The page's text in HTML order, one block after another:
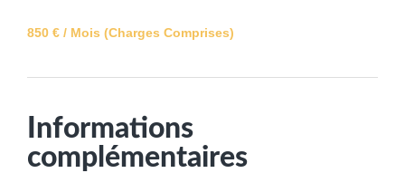
850 € / Mois (Charges Comprises)
Informations
complémentaires